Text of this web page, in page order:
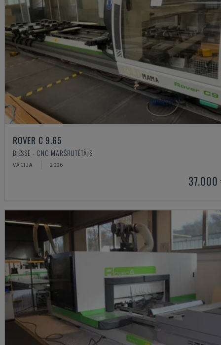
ROVER C 9.65
BIESSE - CNC MARŠRUTĒTĀJS
VĀCIJA 2006
37.000